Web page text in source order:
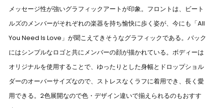
メッセージ性が強いグラフィックアートが印象。フロントは、ビート
ルズのメンバーがそれぞれの楽器を持ち愉快に歩く姿が、今にも「All
You Need Is Love」が聞こえてきそうなグラフィックである。バック
にはシンプルなロゴと共にメンバーの顔が描かれている。ボディーは
オリジナルを使用することで、ゆったりとした身幅とドロップショル
ダーのオーバーサイズなので、ストレスなくラフに着用でき、長く愛
用できる。2色展開なので色・デザイン違いで揃えられるのもおすす